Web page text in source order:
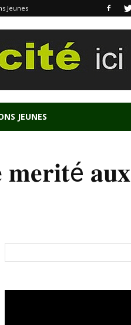
Jeunes
JEUNES
𝐚𝐮𝐱